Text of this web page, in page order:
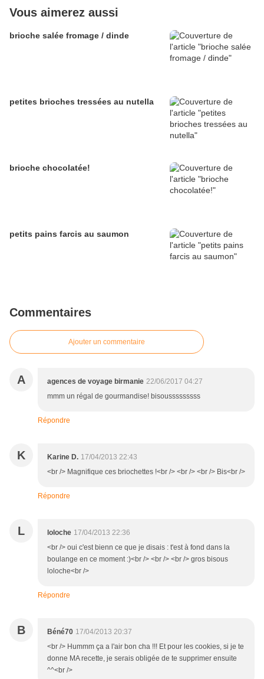
Vous aimerez aussi
brioche salée fromage / dinde
petites brioches tressées au nutella
brioche chocolatée!
petits pains farcis au saumon
Commentaires
Ajouter un commentaire
A agences de voyage birmanie 22/06/2017 04:27
mmm un régal de gourmandise! bisousssssssss
Répondre
K Karine D. 17/04/2013 22:43
<br /> Magnifique ces briochettes !<br /> <br /> <br /> Bis<br />
Répondre
L loloche 17/04/2013 22:36
<br /> oui c'est bienn ce que je disais : t'est à fond dans la
boulange en ce moment :)<br /> <br /> <br /> gros bisous
loloche<br />
Répondre
B Béné70 17/04/2013 20:37
<br /> Hummm ça a l'air bon cha !!! Et pour les cookies, si je te
donne MA recette, je serais obligée de te supprimer ensuite
^^<br />